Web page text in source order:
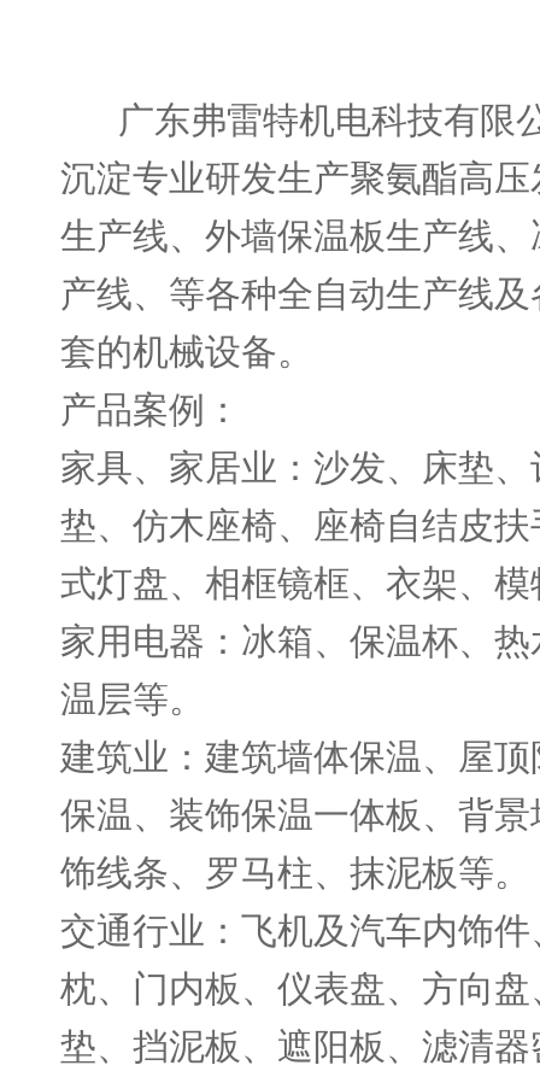
广东弗雷特机电科技有限
沉淀专业研发生产聚氨酯高
生产线、外墙保温板生产线
产线、等各种全自动生产线
套的机械设备。
产品案例：
家具、家居业：沙发、床垫
垫、仿木座椅、座椅自结皮
式灯盘、相框镜框、衣架、
家用电器：冰箱、保温杯、
温层等。
建筑业：建筑墙体保温、屋
保温、装饰保温一体板、背
饰线条、罗马柱、抹泥板等。
交通行业：飞机及汽车内饰
枕、门内板、仪表盘、方向
垫、挡泥板、遮阳板、滤清